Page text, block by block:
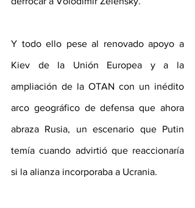
Y todo ello pese al renovado apoyo a
Kiev de la Unión Europea y a la
ampliación de la OTAN con un inédito
arco geográfico de defensa que ahora
abraza Rusia, un escenario que Putin
temía cuando advirtió que reaccionaría
si la alianza incorporaba a Ucrania.